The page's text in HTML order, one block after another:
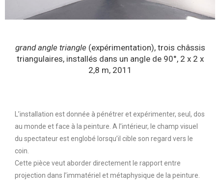
grand angle triangle (expérimentation), trois châssis
triangulaires, installés dans un angle de 90°, 2 x 2 x
2,8 m, 2011
L’installation est donnée à pénétrer et expérimenter, seul, dos
au monde et face à la peinture. A l’intérieur, le champ visuel
du spectateur est englobé lorsqu’il cible son regard vers le
coin.
Cette pièce veut aborder directement le rapport entre
projection dans l’immatériel et métaphysique de la peinture.